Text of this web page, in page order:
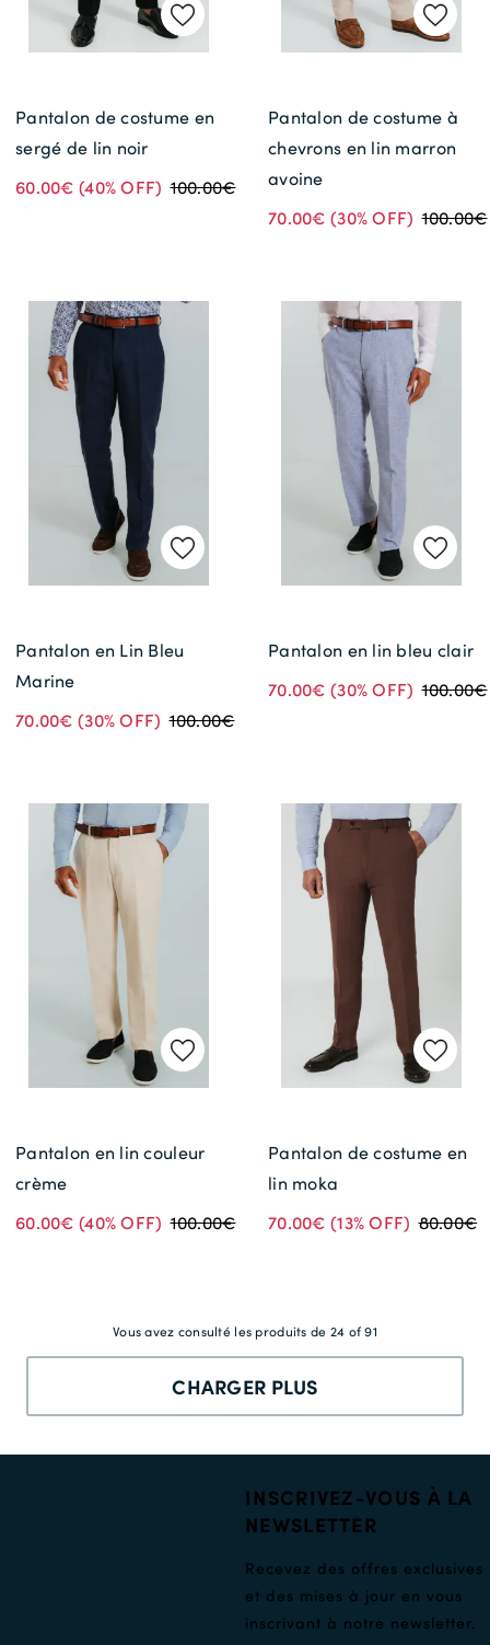
Pantalon de costume en
sergé de lin noir
60.00€ (40% OFF) 100.00€
Pantalon de costume à
chevrons en lin marron
avoine
70.00€ (30% OFF) 100.00€
Pantalon en Lin Bleu
Marine
70.00€ (30% OFF) 100.00€
Pantalon en lin bleu clair
70.00€ (30% OFF) 100.00€
Pantalon en lin couleur
crème
60.00€ (40% OFF) 100.00€
Pantalon de costume en
lin moka
70.00€ (13% OFF) 80.00€
Vous avez consulté les produits de 24 of 91
CHARGER PLUS
INSCRIVEZ-VOUS À LA
NEWSLETTER
Recevez des offres exclusives
et des mises à jour en vous
inscrivant à notre newsletter.